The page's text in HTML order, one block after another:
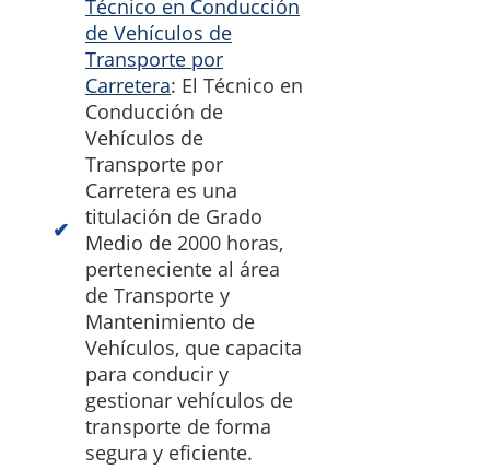
Técnico en Conducción
de Vehículos de
Transporte por
Carretera: El Técnico en
Conducción de
Vehículos de
Transporte por
Carretera es una
titulación de Grado
Medio de 2000 horas,
perteneciente al área
de Transporte y
Mantenimiento de
Vehículos, que capacita
para conducir y
gestionar vehículos de
transporte de forma
segura y eficiente.